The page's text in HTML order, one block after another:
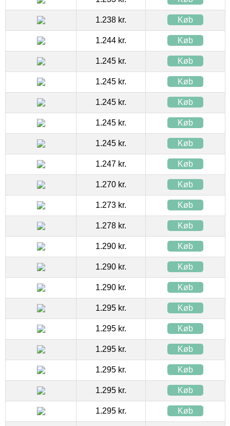
1.238 kr. Køb
1.244 kr. Køb
1.245 kr. Køb
1.245 kr. Køb
1.245 kr. Køb
1.245 kr. Køb
1.245 kr. Køb
1.247 kr. Køb
1.270 kr. Køb
1.273 kr. Køb
1.278 kr. Køb
1.290 kr. Køb
1.290 kr. Køb
1.290 kr. Køb
1.295 kr. Køb
1.295 kr. Køb
1.295 kr. Køb
1.295 kr. Køb
1.295 kr. Køb
1.295 kr. Køb